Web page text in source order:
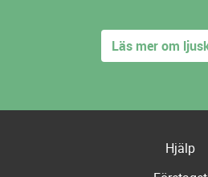
Läs mer om
Hjälp